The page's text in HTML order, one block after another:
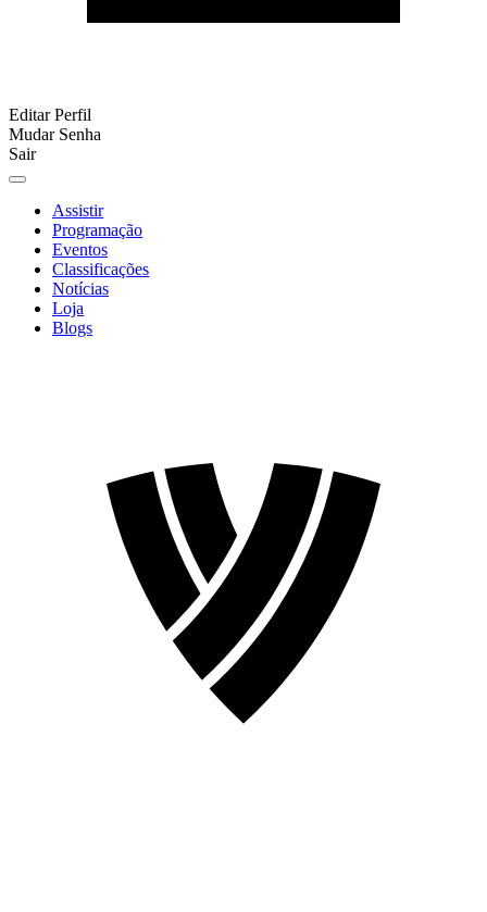
Editar Perfil
Mudar Senha
Sair
Assistir
Programação
Eventos
Classificações
Notícias
Loja
Blogs